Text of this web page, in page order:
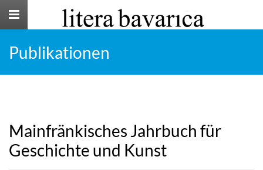
Toggle
Publikationen
Mainfränkisches Jahrbuch für
Geschichte und Kunst